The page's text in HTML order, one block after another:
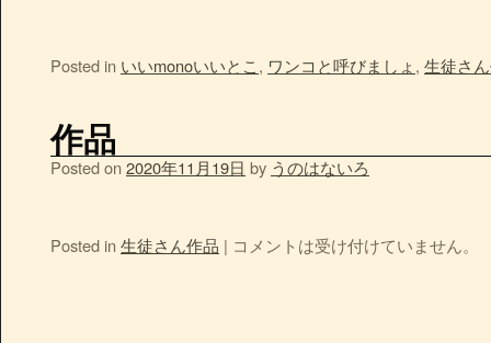
Posted in いいmonoいいとこ , ワンコと呼びましょ , 生徒さ
作品
Posted on 2020年11月19日 by うのはないろ
Posted in 生徒さん作品 | コメントは受け付けていません。